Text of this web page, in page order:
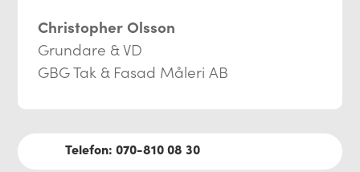
Christopher Olsson
Grundare & VD
GBG Tak & Fasad Måleri AB
Telefon: 070-810 08 30